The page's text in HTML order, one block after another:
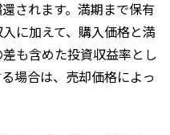
されます。満期まで保有
に加えて、購入価格と満
も含めた投資収益率とし
場合は、売却価格によっ